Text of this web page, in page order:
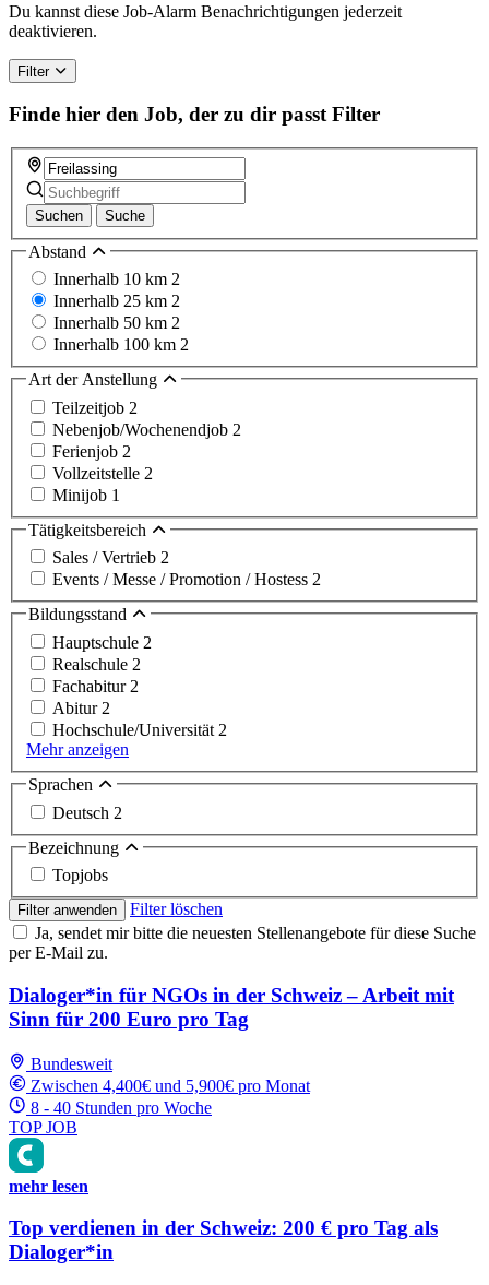
Du kannst diese Job-Alarm Benachrichtigungen jederzeit
deaktivieren.
Filter
Finde hier den Job, der zu dir passt Filter
Suchen Suche
Abstand
Innerhalb 10 km 2
Innerhalb 25 km 2
Innerhalb 50 km 2
Innerhalb 100 km 2
Art der Anstellung
Teilzeitjob 2
Nebenjob/Wochenendjob 2
Ferienjob 2
Vollzeitstelle 2
Minijob 1
Tätigkeitsbereich
Sales / Vertrieb 2
Events / Messe / Promotion / Hostess 2
Bildungsstand
Hauptschule 2
Realschule 2
Fachabitur 2
Abitur 2
Hochschule/Universität 2
Mehr anzeigen
Sprachen
Deutsch 2
Bezeichnung
Topjobs
Filter anwenden
Filter löschen
Ja, sendet mir bitte die neuesten Stellenangebote für diese Suche
per E-Mail zu.
Dialoger*in für NGOs in der Schweiz – Arbeit mit
Sinn für 200 Euro pro Tag
Bundesweit
Zwischen 4,400€ und 5,900€ pro Monat
8 - 40 Stunden pro Woche
TOP JOB
mehr lesen
Top verdienen in der Schweiz: 200 € pro Tag als
Dialoger*in